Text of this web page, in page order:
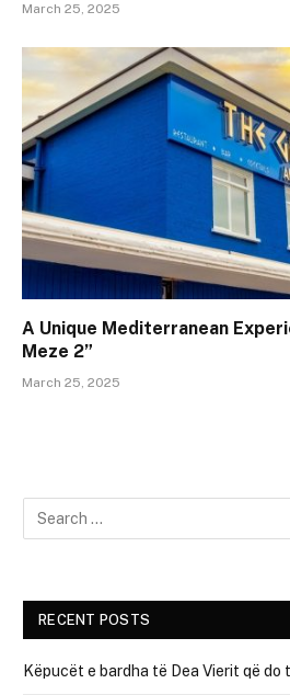
March 25, 2025
A Unique Mediterranean
Meze 2”
March 25, 2025
RECENT POSTS
Këpucët e bardha të Dea Vierit që do